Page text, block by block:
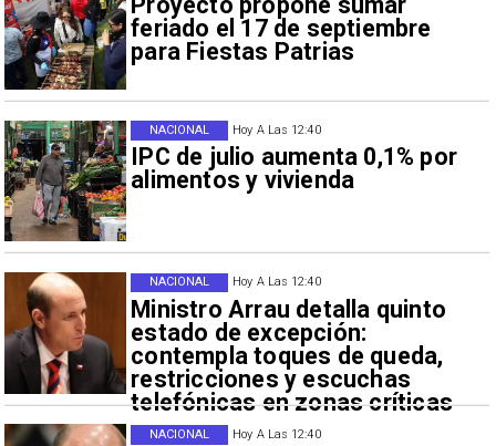
feriado el 17 de septiembre
para Fiestas Patrias
Hoy A Las 12:40
IPC de julio aumenta 0,1% por
alimentos y vivienda
NACIONAL
Hoy A Las 12:40
Ministro Arrau detalla quinto
estado de excepción:
contempla toques de queda,
restricciones y escuchas
telefónicas en zonas críticas
NACIONAL
Hoy A Las 12:40
NACIONAL